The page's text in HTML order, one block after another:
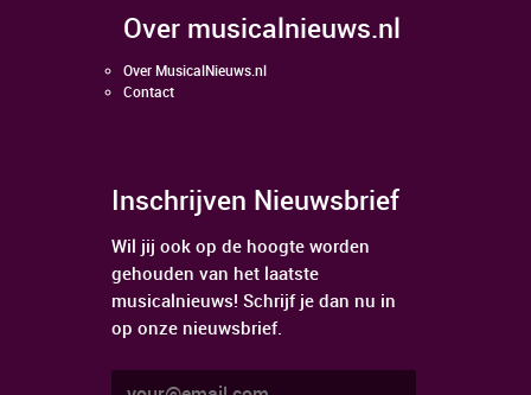
over musicalnieuws.nl
Over MusicalNieuws.nl
Contact
Inschrijven Nieuwsbrief
Wil jij ook op de hoogte worden
gehouden van het laatste
musicalnieuws! Schrijf je dan nu in
op onze nieuwsbrief.